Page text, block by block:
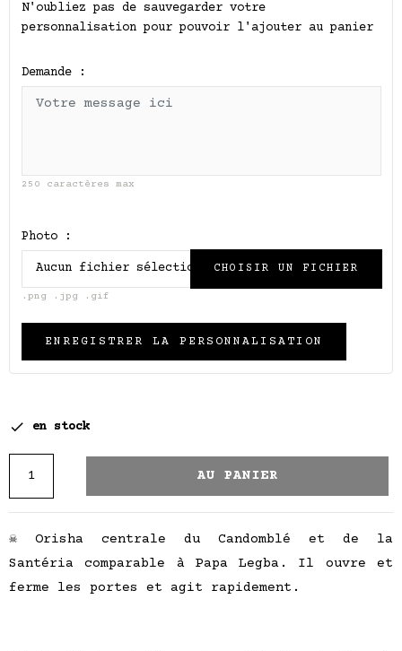
N'oubliez pas de sauvegarder votre
personnalisation pour pouvoir l'ajouter au panier
Demande :
250 caractères max
Photo :
Aucun fichier sélectionnéCHOISIR UN FICHIER
.png .jpg .gif
ENREGISTRER LA PERSONNALISATION
 en stock
AU PANIER
☠️ Orisha centrale du Candomblé et de la
Santéria comparable à Papa Legba. Il ouvre et
ferme les portes et agit rapidement.